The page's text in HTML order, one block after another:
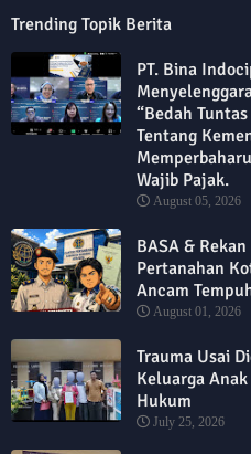
Trending Topik Berita
PT. Bina
“Bedah
Tentang
Wajib Pajak.
August 05, 2026
BASA &
Pertanahan
Ancam
August 01, 2026
Trauma Usai
Keluarga
Hukum
July 25, 2026